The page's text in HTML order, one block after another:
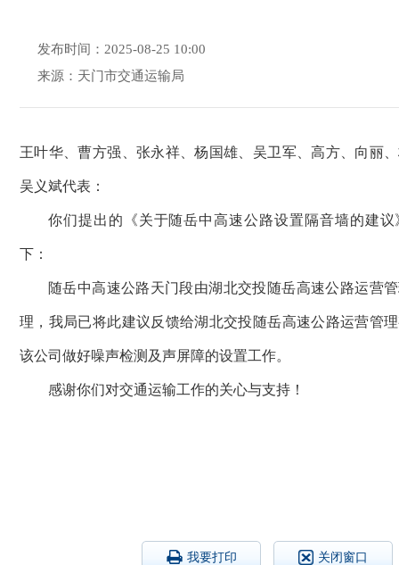
发布时间：2025-08-25 10:00
来源：天门市交通运输局
王叶华、曹方强、张永祥、杨国雄、吴卫军、高方、向丽
吴义斌代表：
你们提出的《关于随岳中高速公路设置隔音墙的建
下：
随岳中高速公路天门段由湖北交投随岳高速公路运营
理，我局已将此建议反馈给湖北交投随岳高速公路运营管
该公司做好噪声检测及声屏障的设置工作。
感谢你们对交通运输工作的关心与支持！
我要打印 关闭窗口